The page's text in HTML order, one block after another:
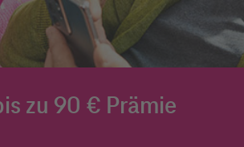
zu 90 € Prämie